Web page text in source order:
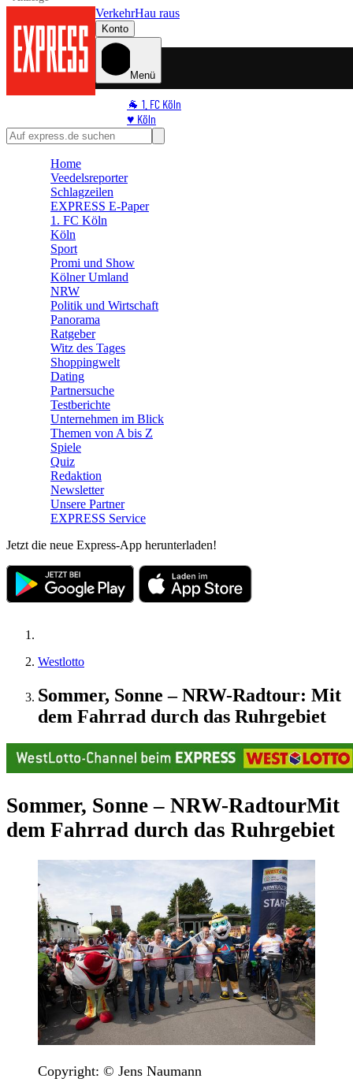
VerkehrHau raus
Konto
Menü
🐐 1. FC Köln
♥️ Köln
⭐ Promi
🛒 Shoppingwelt
Home
Veedelsreporter
Schlagzeilen
EXPRESS E-Paper
1. FC Köln
Köln
Sport
Promi und Show
Kölner Umland
NRW
Politik und Wirtschaft
Panorama
Ratgeber
Witz des Tages
Shoppingwelt
Dating
Partnersuche
Testberichte
Unternehmen im Blick
Themen von A bis Z
Spiele
Quiz
Redaktion
Newsletter
Unsere Partner
EXPRESS Service
Jetzt die neue Express-App herunterladen!
Westlotto
Sommer, Sonne – NRW-Radtour: Mit
dem Fahrrad durch das Ruhrgebiet
Sommer, Sonne – NRW-RadtourMit
dem Fahrrad durch das Ruhrgebiet
Copyright: © Jens Naumann